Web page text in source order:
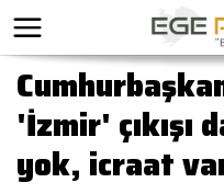
'İzmir' çıkışı
yok, icraat